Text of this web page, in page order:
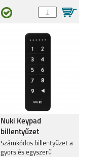
Nuki Keypad
billentyűzet
Számkódos billentyűzet a
gyors és egyszerű